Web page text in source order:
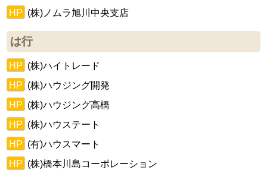
HP (株)ノムラ旭川中央支店
は行
HP (株)ハイトレード
HP (株)ハウジング開発
HP (株)ハウジング高橋
HP (株)ハウステート
HP (有)ハウスマート
HP (株)橋本川島コーポレーション